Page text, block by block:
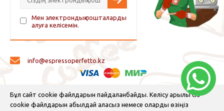
Бұл сайт cookie файлдарын пайдаланбайды. Келісу арқылы сіз
cookie файлдарын қабылдай аласыз немесе оларды өзіңіз
Мен электрондық пошталарды
алуға келісемін.
info@espressoperfetto.kz
© 2026 Espresso Perfetto — кофе жабдықтары және кофе